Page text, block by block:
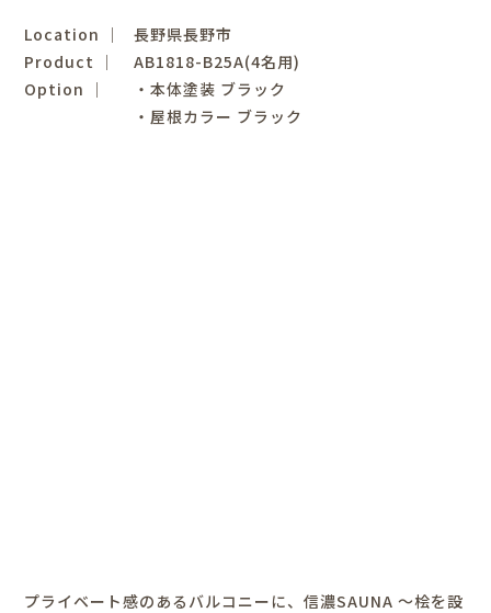
Location │
長野県長野市
Product │
AB1818-B25A(4名用)
Option │
・本体塗装 ブラック
・屋根カラー ブラック
プライベート感のあるバルコニーに、信濃SAUNA ～桧を設